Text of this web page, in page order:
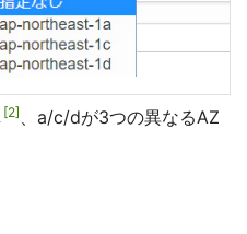
2 、a/c/dが3つの異なるAZ